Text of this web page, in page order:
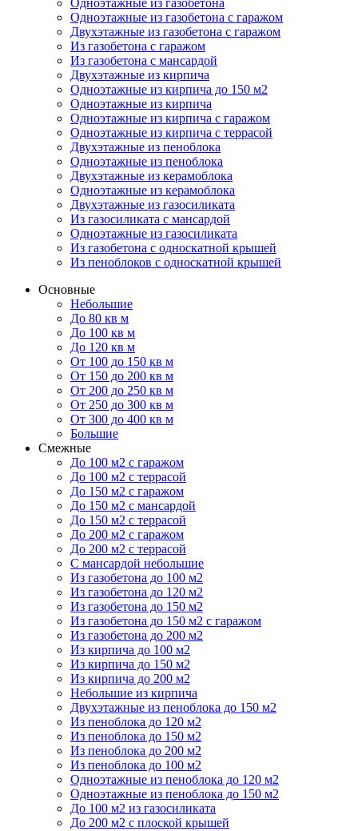
Одноэтажные из газобетона
Одноэтажные из газобетона с гаражом
Двухэтажные из газобетона с гаражом
Из газобетона с гаражом
Из газобетона с мансардой
Двухэтажные из кирпича
Одноэтажные из кирпича до 150 м2
Одноэтажные из кирпича
Одноэтажные из кирпича с гаражом
Одноэтажные из кирпича с террасой
Двухэтажные из пеноблока
Одноэтажные из пеноблока
Двухэтажные из керамоблока
Одноэтажные из керамоблока
Двухэтажные из газосиликата
Из газосиликата с мансардой
Одноэтажные из газосиликата
Из газобетона с односкатной крышей
Из пеноблоков с односкатной крышей
Основные
Небольшие
До 80 кв м
До 100 кв м
До 120 кв м
От 100 до 150 кв м
От 150 до 200 кв м
От 200 до 250 кв м
От 250 до 300 кв м
От 300 до 400 кв м
Большие
Смежные
До 100 м2 с гаражом
До 100 м2 с террасой
До 150 м2 с гаражом
До 150 м2 с мансардой
До 150 м2 с террасой
До 200 м2 с гаражом
До 200 м2 с террасой
С мансардой небольшие
Из газобетона до 100 м2
Из газобетона до 120 м2
Из газобетона до 150 м2
Из газобетона до 150 м2 с гаражом
Из газобетона до 200 м2
Из кирпича до 100 м2
Из кирпича до 150 м2
Из кирпича до 200 м2
Небольшие из кирпича
Двухэтажные из пеноблока до 150 м2
Из пеноблока до 120 м2
Из пеноблока до 150 м2
Из пеноблока до 200 м2
Из пеноблока до 100 м2
Одноэтажные из пеноблока до 120 м2
Одноэтажные из пеноблока до 150 м2
До 100 м2 из газосиликата
До 200 м2 с плоской крышей